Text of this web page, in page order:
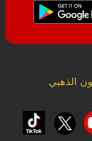
الذهبي